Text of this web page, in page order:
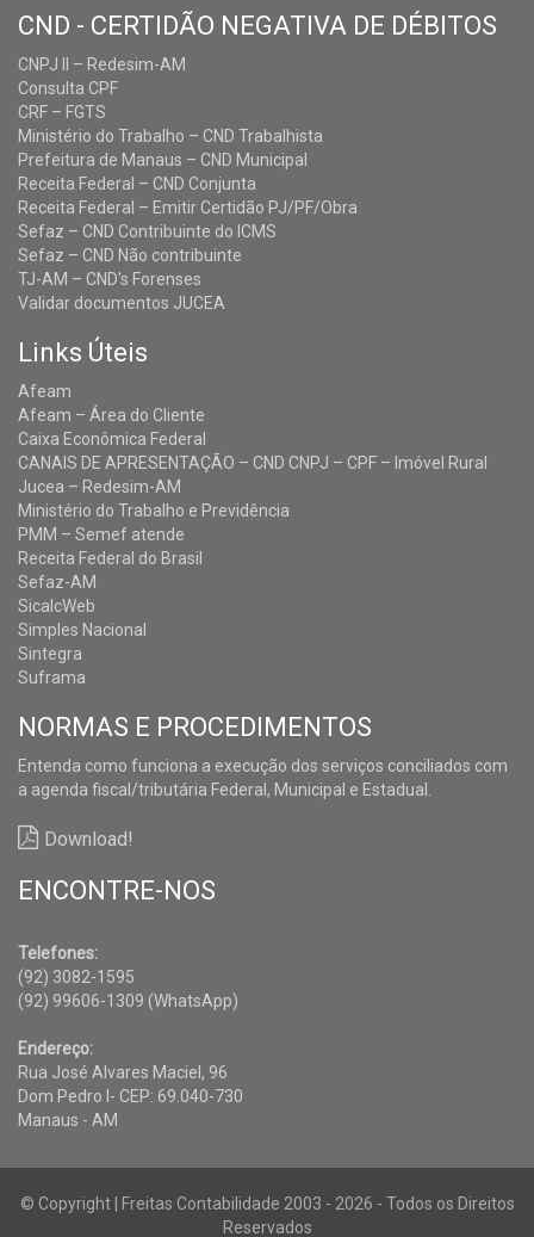
CND - CERTIDÃO NEGATIVA DE DÉBITOS
CNPJ II – Redesim-AM
Consulta CPF
CRF – FGTS
Ministério do Trabalho – CND Trabalhista
Prefeitura de Manaus – CND Municipal
Receita Federal – CND Conjunta
Receita Federal – Emitir Certidão PJ/PF/Obra
Sefaz – CND Contribuinte do ICMS
Sefaz – CND Não contribuinte
TJ-AM – CND's Forenses
Validar documentos JUCEA
Links Úteis
Afeam
Afeam – Área do Cliente
Caixa Econômica Federal
CANAIS DE APRESENTAÇÃO – CND CNPJ – CPF – Imóvel Rural
Jucea – Redesim-AM
Ministério do Trabalho e Previdência
PMM – Semef atende
Receita Federal do Brasil
Sefaz-AM
SicalcWeb
Simples Nacional
Sintegra
Suframa
NORMAS E PROCEDIMENTOS
Entenda como funciona a execução dos serviços conciliados com
a agenda fiscal/tributária Federal, Municipal e Estadual.
Download!
ENCONTRE-NOS
Telefones:
(92) 3082-1595
(92) 99606-1309 (WhatsApp)
Endereço:
Rua José Alvares Maciel, 96
Dom Pedro I- CEP: 69.040-730
Manaus - AM
© Copyright | Freitas Contabilidade 2003 - 2026 - Todos os Direitos
Reservados